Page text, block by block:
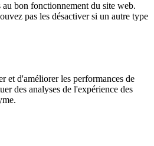
au bon fonctionnement du site web.
pas les désactiver si un autre type
et d'améliorer les performances de
des analyses de l'expérience des